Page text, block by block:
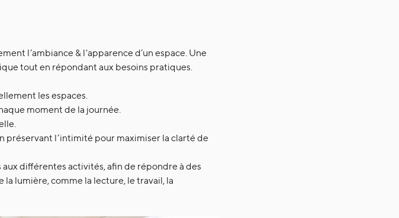
l’ambiance & l'apparence d’un espace. Une
tout en répondant aux besoins pratiques.
les espaces.
moment de la journée.
préservant l’intimité pour maximiser la clarté de
différentes activités, afin de répondre à des
lumière, comme la lecture, le travail, la